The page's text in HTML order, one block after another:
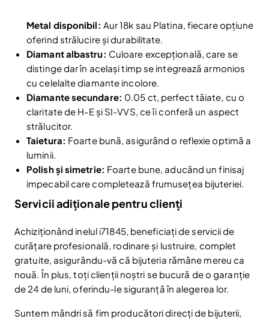
Reduceri și noutăți doar pentru abonați
Fii la curent cu noutățile și promoțiile abonându-te
la newsletter-ul nostru.
Abonare
Metal disponibil: Aur 18k sau Platina, fiecare opțiune
oferind strălucire și durabilitate.
Diamant albastru: Culoare excepțională, care se
distinge dar în același timp se integrează armonios
cu celelalte diamante incolore.
Diamante secundare: 0.05 ct, perfect tăiate, cu o
claritate de H-E și SI-VVS, ce îi conferă un aspect
strălucitor.
Taietura: Foarte bună, asigurând o reflexie optimă a
luminii.
Polish și simetrie: Foarte bune, aducând un finisaj
impecabil care completează frumusețea bijuteriei.
Servicii adiționale pentru clienți
Achiziționând inelul i71845, beneficiați de servicii de
curățare profesională, rodinare și lustruire, complet
gratuite, asigurându-vă că bijuteria rămâne mereu ca
nouă. În plus, toți clienții noștri se bucură de o garanție
de 24 de luni, oferindu-le siguranță în alegerea lor.
Suntem mândri să fim producători direcți de bijuterii,